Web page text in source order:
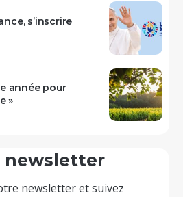
s’inscrire
année pour
»
newsletter
newsletter et suivez